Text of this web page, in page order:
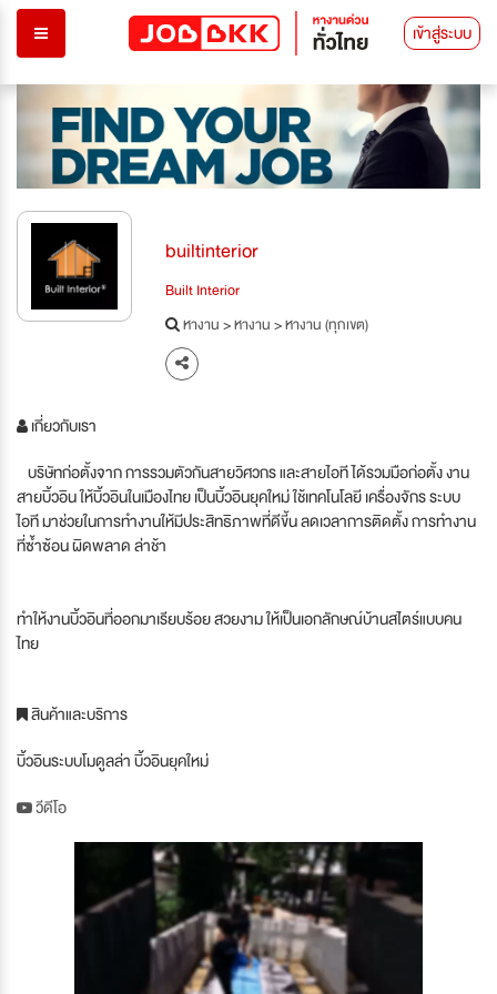
เข้าสู่ระบบ
builtinterior
Built Interior
หางาน>หางาน>หางาน (ทุกเขต)
เกี่ยวกับเรา
บริษัทก่อตั้งจาก การรวมตัวกันสายวิศวกร และสายไอที ได้รวมมือก่อตั้ง งาน
สายบิ้วอิน ให้บิ้วอินในเมืองไทย เป็นบิ้วอินยุคใหม่ ใช้เทคโนโลยี เครื่องจักร ระบบ
ไอที มาช่วยในการทำงานให้มีประสิทธิภาพที่ดีขี้น ลดเวลาการติดตั้ง การทำงาน
ที่ซ้ำซ้อน ผิดพลาด ล่าช้า
ทำให้งานบิ้วอินที่ออกมาเรียบร้อย สวยงาม ให้เป็นเอกลักษณ์บ้านสไตร์แบบคน
ไทย
สินค้าและบริการ
บิ้วอินระบบโมดูลล่า บิ้วอินยุคใหม่
วีดีโอ